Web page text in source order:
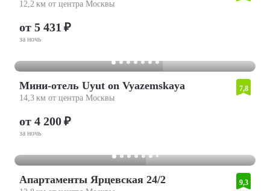
12,2 км от центра Москвы
от 5 431 ₽
за ночь
Мини-отель Uyut on Vyazemskaya
14,3 км от центра Москвы
7,8
от 4 200 ₽
за ночь
Апартаменты Ярцевская 24/2 9,3